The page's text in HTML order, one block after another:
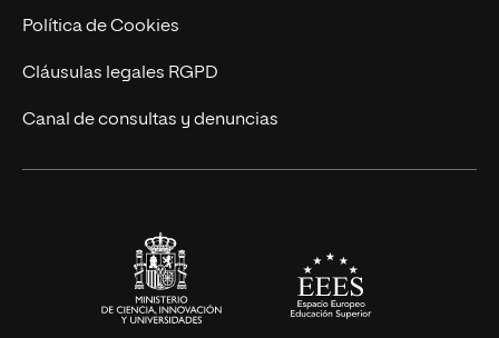
Cursos Universitarios
Actualidad
UNIR Revista
Eventos
Política de Cookies
Cláusulas legales RGPD
Canal de consultas y denuncias